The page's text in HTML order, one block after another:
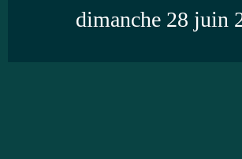
dimanche 28 juin